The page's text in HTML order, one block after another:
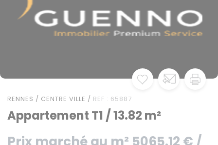
RENNES / CENTRE VILLE / REF : 65887
Appartement T1 / 13.82 m²